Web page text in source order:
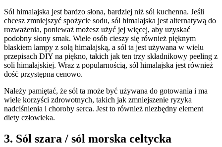
Sól himalajska jest bardzo słona, bardziej niż sól kuchenna. Jeśli
chcesz zmniejszyć spożycie sodu, sól himalajska jest alternatywą do
rozważenia, ponieważ możesz użyć jej więcej, aby uzyskać
podobny słony smak. Wiele osób cieszy się również pięknym
blaskiem lampy z solą himalajską, a sól ta jest używana w wielu
przepisach DIY na piękno, takich jak ten trzy składnikowy peeling z
soli himalajskiej. Wraz z popularnością, sól himalajska jest również
dość przystępna cenowo.
Należy pamiętać, że sól ta może być używana do gotowania i ma
wiele korzyści zdrowotnych, takich jak zmniejszenie ryzyka
nadciśnienia i choroby serca. Jest to również niezbędny element
diety człowieka.
3. Sól szara / sól morska celtycka